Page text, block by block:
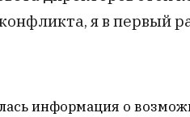
я в первый
информация о